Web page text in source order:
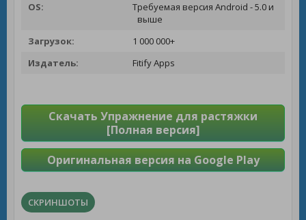
OS:
Требуемая версия Android - 5.0 и
выше
Загрузок:
1 000 000+
Издатель:
Fitify Apps
Скачать Упражнение для растяжки
[Полная версия]
Оригинальная версия на Google Play
СКРИНШОТЫ